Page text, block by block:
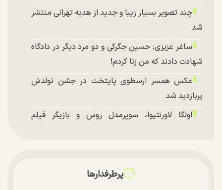
چند تصویر بسیار زیبا و جدید از هدیه تهرانی منتشر
شد
ساغر عزیزی: حسین جگرکی و دو مرد دیگر در دادگاه
شهادت دادند که من زنا کردم!
عکس همسر ارسطوی پایتخت در جشن تولدش
پربازدید شد
اولگا لاورنتیوا، سوپرمدل روس و بازیگر فیلم
پرطرفدارها